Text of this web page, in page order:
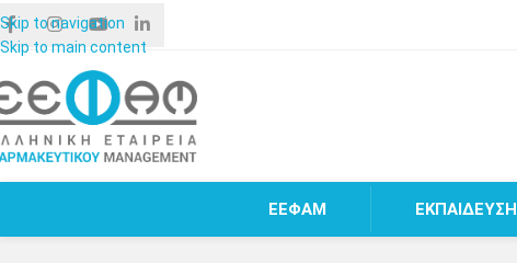
Skip to navigation
Skip to main content
ΕΕΦΑΜ ΕΚΠΑΙΔΕΥΣΗ